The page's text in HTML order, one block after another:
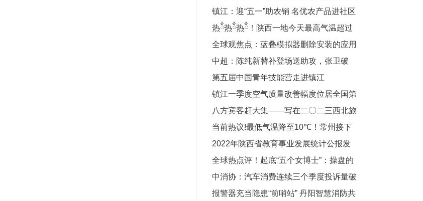
表全部演员名
镇江：迎“五一”助农销 名优农产品进社区
热ྂ热ྂ热ྂ！陕西一地今天最高气温超过
35℃！
全球观焦点：蓝叠模拟器删除安装的应用
方法
中超：陈纯新替补登场送助攻，张卫破
门，青岛海牛1-0梅州客家
第五届中国青年技能营走进镇江
镇江一季度空气质量改善幅度位居全国第
十七名 全球今亮点
八方宾客赶大集——写在二〇二三西北旅
游消费大集开集之际_今日讯
当前热议!最低气温降至10℃！常州接下
来的天气……
2022年陕西省教育事业发展统计公报发
布 陕西共有学校近1.5万所 学生860余万
人
全球热点评！起底“五个女博士”：操盘的
只有一个博士
中消协：汽车消费连续三个季度投诉量破
万件，新能源汽车投诉重点是安全|全球
报警器充当隐患“前哨站” 丹阳智慧消防共